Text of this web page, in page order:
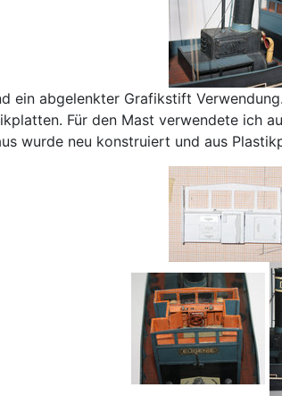
ein abgelenkter Grafikstift
Für den Mast verwendete ich
wurde neu konstruiert und aus